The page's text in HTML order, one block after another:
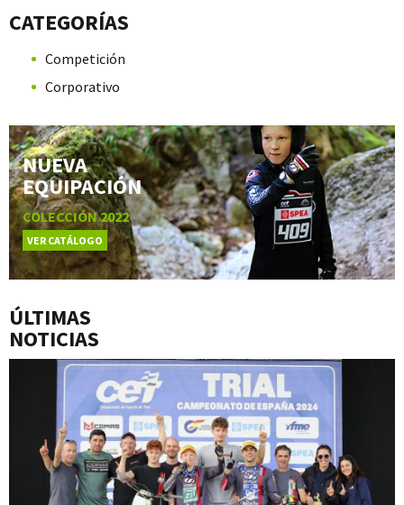
CATEGORÍAS
Competición
Corporativo
NUEVA
EQUIPACIÓN
COLECCIÓN 2022
VER CATÁLOGO
ÚLTIMAS
NOTICIAS